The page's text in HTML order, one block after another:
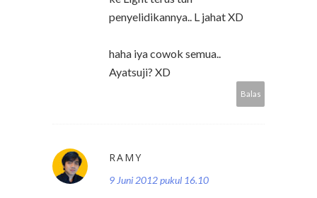
penyelidikannya.. L jahat XD
haha iya cowok semua..
Ayatsuji? XD
Balas
RAMY
9 Juni 2012 pukul 16.10